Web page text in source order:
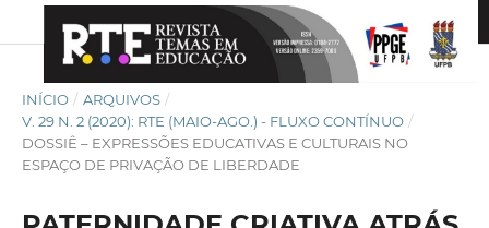
INÍCIO / ARQUIVOS /
V. 29 N. 2 (2020): RTE (MAIO-AGO.) - FLUXO CONTÍNUO /
DOSSIÊ – EXPRESSÕES EDUCATIVAS E CULTURAIS NO
ESPAÇO DE PRIVAÇÃO DE LIBERDADE